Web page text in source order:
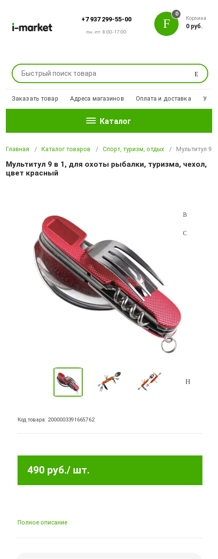
+7 937 299-55-00
пн.-пт. 8:00-17:00
Поиск
0
Корзина
0 руб.
Заказать товар Адреса магазинов Оплата и доставка
Каталог
Главная Каталог товаров Спорт, туризм, отдых Мультитул 9
Мультитул 9 в 1, для охоты рыбалки, туризма, чехол,
цвет красный
Код товара: 2000003391665762
490 руб./ шт.
Полное описание